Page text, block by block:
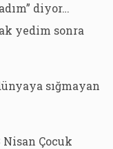
diyor…
yedim sonra
sığmayan
Nisan Çocuk